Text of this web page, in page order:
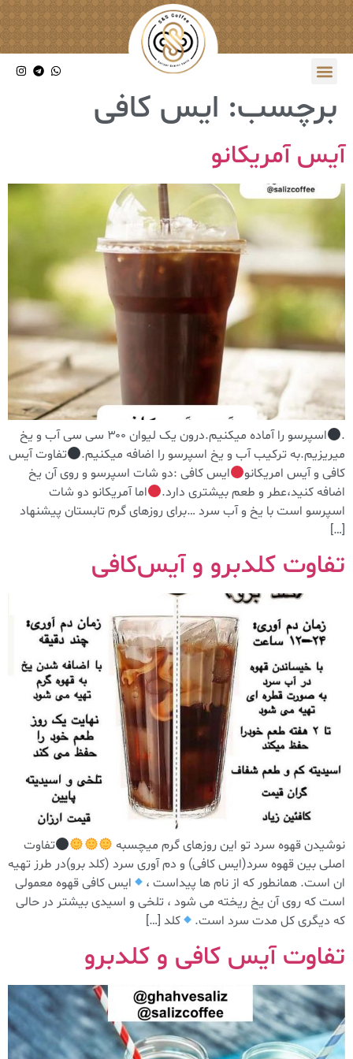
برچسب: ایس کافی
آیس آمریکانو
.
اسپرسو را آماده میکنیم.درون یک لیوان ۳۰۰ سی سی آب و یخ
میریزیم.به ترکیب آب و یخ اسپرسو را اضافه میکنیم.
تفاوت آیس
کافی و آیس امریکانو
ایس کافی :دو شات اسپرسو و روی آن یخ
اضافه کنید،عطر و طعم بیشتری دارد.
اما آمریکانو دو شات
اسپرسو است با یخ و آب سرد …برای روزهای گرم تابستان پیشنهاد
[…]
تفاوت کلدبرو و آیس‌کافی
نوشیدن قهوه سرد تو این روزهای گرم میچسبه
تفاوت
اصلی بین قهوه سرد(ایس کافی) و دم آوری سرد (کلد برو)در طرز تهیه
ان است. همانطور که از نام ها پیداست ،
ایس کافی قهوه معمولی
است که روی آن یخ ریخته می شود ، تلخی و اسیدی بیشتر در حالی
که دیگری کل مدت سرد است.
کلد […]
تفاوت آیس کافی و کلدبرو